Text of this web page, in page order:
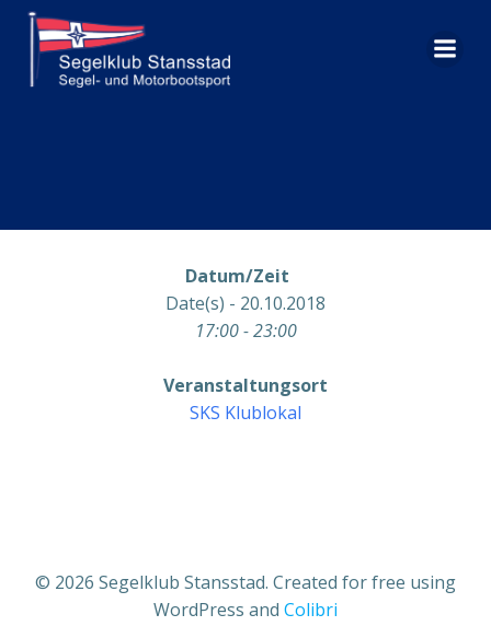
Datum/Zeit
Date(s) - 20.10.2018
17:00 - 23:00
Veranstaltungsort
SKS Klublokal
© 2026 Segelklub Stansstad. Created for free using
WordPress and Colibri